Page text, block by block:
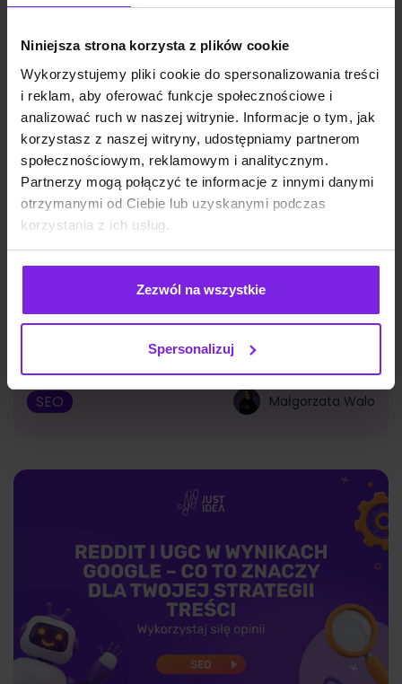
Niniejsza strona korzysta z plików cookie
Wykorzystujemy pliki cookie do spersonalizowania treści
i reklam, aby oferować funkcje społecznościowe i
analizować ruch w naszej witrynie. Informacje o tym, jak
korzystasz z naszej witryny, udostępniamy partnerom
społecznościowym, reklamowym i analitycznym.
Partnerzy mogą połączyć te informacje z innymi danymi
otrzymanymi od Ciebie lub uzyskanymi podczas
korzystania z ich usług.
Zezwól na wszystkie
Spersonalizuj
Sezonowość w e-commerce – jak
planować SEO z wyprzedzeniem?
SEO Małgorzata Walo